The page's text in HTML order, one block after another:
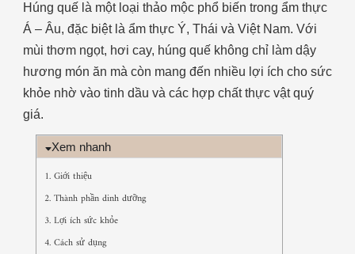
Húng quế là một loại thảo mộc phổ biến trong ẩm thực
Á – Âu, đặc biệt là ẩm thực Ý, Thái và Việt Nam. Với
mùi thơm ngọt, hơi cay, húng quế không chỉ làm dậy
hương món ăn mà còn mang đến nhiều lợi ích cho sức
khỏe nhờ vào tinh dầu và các hợp chất thực vật quý
giá.
Xem nhanh
1. Giới thiệu
2. Thành phần dinh dưỡng
3. Lợi ích sức khỏe
4. Cách sử dụng